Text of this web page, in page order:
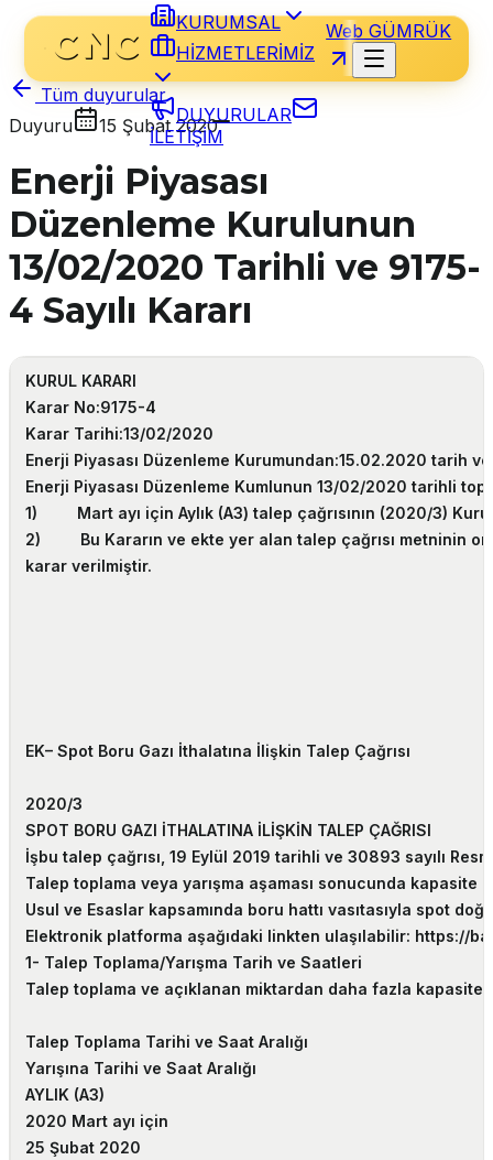
KURUMSAL
HİZMETLERİMİZ
DUYURULAR
İLETİŞİM
Web GÜMRÜK
Tüm duyurular
Duyuru
15 Şubat 2020
Enerji Piyasası
Düzenleme Kurulunun
13/02/2020 Tarihli ve 9175-
4 Sayılı Kararı
KURUL KARARI
Karar No:9175-4
Karar Tarihi:13/02/2020
Enerji Piyasası Düzenleme Kurumundan:15.02.2020 tarih ve
Enerji Piyasası Düzenleme Kumlunun 13/02/2020 tarihli
1) Mart ayı için Aylık (A3) talep çağrısının (2020/3)
2) Bu Kararın ve ekte yer alan talep çağrısı metninin
karar verilmiştir.
EK– Spot Boru Gazı İthalatına İlişkin Talep Çağrısı
2020/3
SPOT BORU GAZI İTHALATINA İLİŞKİN TALEP ÇAĞRISI
İşbu talep çağrısı, 19 Eylül 2019 tarihli ve 30893 sayılı
Talep toplama veya yarışma aşaması sonucunda
Usul ve Esaslar kapsamında boru hattı vasıtasıyla spot
Elektronik platforma aşağıdaki linkten ulaşılabilir: https://
1- Talep Toplama/Yarışma Tarih ve Saatleri
Talep toplama ve açıklanan miktardan daha fazla
Talep Toplama Tarihi ve Saat Aralığı
Yarışına Tarihi ve Saat Aralığı
AYLIK (A3)
2020 Mart ayı için
25 Şubat 2020